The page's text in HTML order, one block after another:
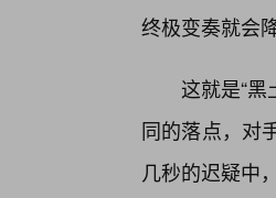
终极变奏就会
这就是“
同的落点，对
几秒的迟疑中